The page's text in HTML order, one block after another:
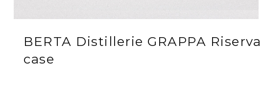
BERTA Distillerie GRAPPA
case